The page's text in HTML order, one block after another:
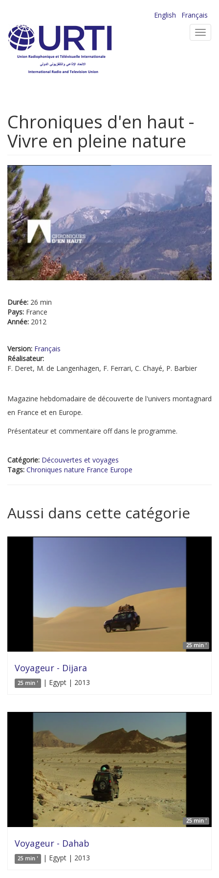
contenu
principal
English
Français
Chroniques d'en haut -
Vivre en pleine nature
Durée: 26 min
Pays: France
Année: 2012
Version: Français
Réalisateur:
F. Deret, M. de Langenhagen, F. Ferrari, C. Chayé, P. Barbier
Magazine hebdomadaire de découverte de l'univers montagnard
en France et en Europe.
Présentateur et commentaire off dans le programme.
Catégorie: Découvertes et voyages
Tags: Chroniques nature France Europe
Aussi dans cette catégorie
25 min '
Voyageur - Dijara
25 min ' | Egypt | 2013
25 min '
Voyageur - Dahab
25 min ' | Egypt | 2013